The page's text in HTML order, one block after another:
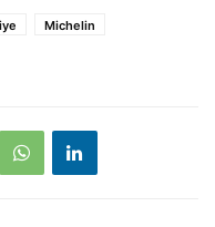
Michelin